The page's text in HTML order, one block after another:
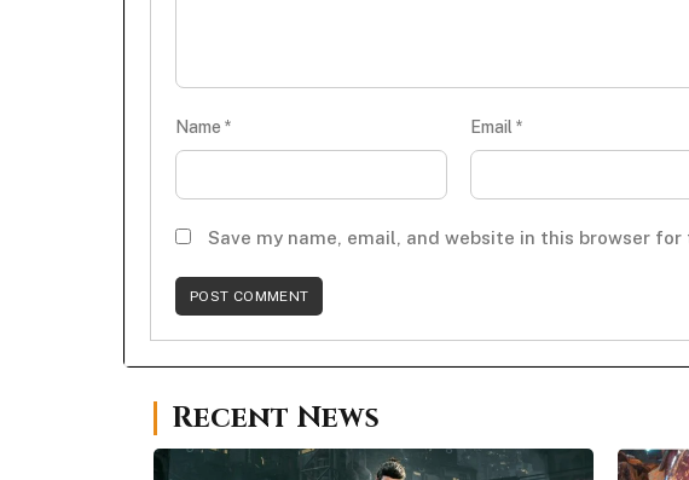
Name * Email *
Save my name, email, and website in this browser
Recent News